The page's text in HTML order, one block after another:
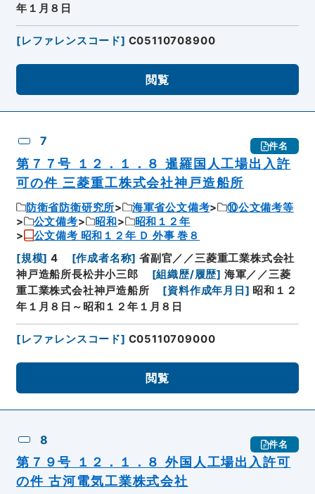
年１月８日
[レファレンスコード] C05110708900
閲覧
7 件名
第７７号 １２．１．８ 暹羅国人工場出入許
可の件 三菱重工株式会社神戸造船所
防衛省防衛研究所 海軍省公文備考
⑩公文備考等
公文備考
昭和
昭和１２年
公文備考 昭和１２年 Ｄ 外事 巻８
[規模] 4 [作成者名称] 省副官／／三菱重工業株式会社
神戸造船所長松井小三郎
[組織歴/履歴] 海軍／／三菱
重工業株式会社神戸造船所
[資料作成年月日 ] 昭和１２
年１月８日～昭和１２年１月８日
[レファレンスコード] C05110709000
閲覧
8 件名
第７９号 １２．１．８ 外国人工場出入許可
の件 古河電気工業株式会社